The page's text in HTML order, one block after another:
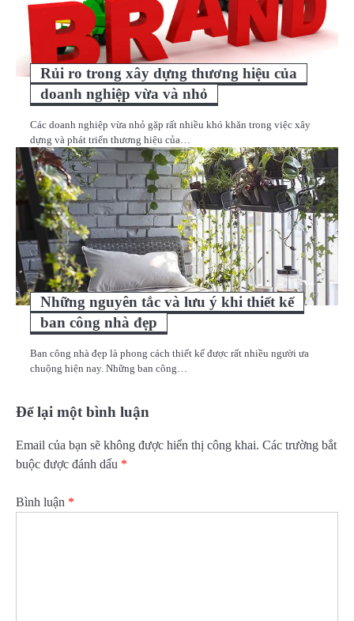
Rủi ro trong xây dựng thương hiệu của
doanh nghiệp vừa và nhỏ
Các doanh nghiệp vừa nhỏ gặp rất nhiều khó khăn trong việc xây
dựng và phát triển thương hiệu của…
Những nguyên tắc và lưu ý khi thiết kế
ban công nhà đẹp
Ban công nhà đẹp là phong cách thiết kế được rất nhiều người ưa
chuộng hiện nay. Những ban công…
Để lại một bình luận
Email của bạn sẽ không được hiển thị công khai. Các trường bắt
buộc được đánh dấu *
Bình luận *